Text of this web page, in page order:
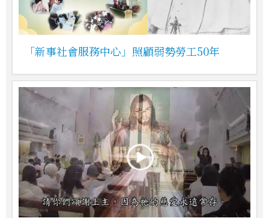
「新事社會服務中心」照顧弱勢勞工50年